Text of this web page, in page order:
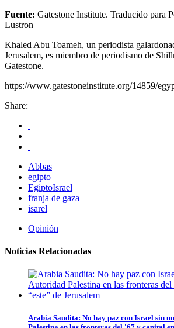
Fuente: Gatestone Institute. Traducido para
Lustron
Khaled Abu Toameh, un periodista
Jerusalem, es miembro de periodismo de
Gatestone.
https://www.gatestoneinstitute.org/14859/
Share:
Abbas
egipto
EgiptoIsrael
franja de gaza
isarel
Opinión
Noticias Relacionadas
Arabia Saudita: No hay paz con Israel sin